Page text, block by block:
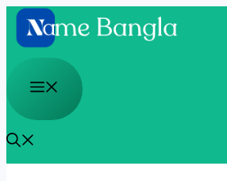
Skip
to
content
Menu